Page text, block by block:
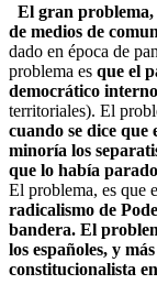
El gran problema,
de medios de
dado en época de
problema es que el
democrático interno
territoriales). El
cuando se dice que
minoría los
que lo había
El problema, es que
radicalismo de
bandera. El
los españoles, y
constitucionalista